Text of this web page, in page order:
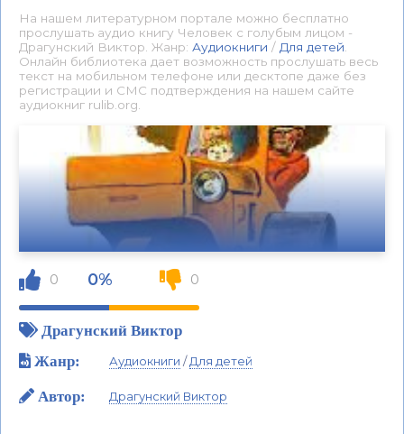
На нашем литературном портале можно бесплатно
прослушать аудио книгу Человек с голубым лицом -
Драгунский Виктор. Жанр: Аудиокниги / Для детей
Онлайн библиотека дает возможность прослушать весь
текст на мобильном телефоне или десктопе даже без
регистрации и СМС подтверждения на нашем сайте
аудиокниг rulib.org.
0 0% 0
Драгунский Виктор
Жанр:
Аудиокниги /Для детей
Автор: Драгунский Виктор